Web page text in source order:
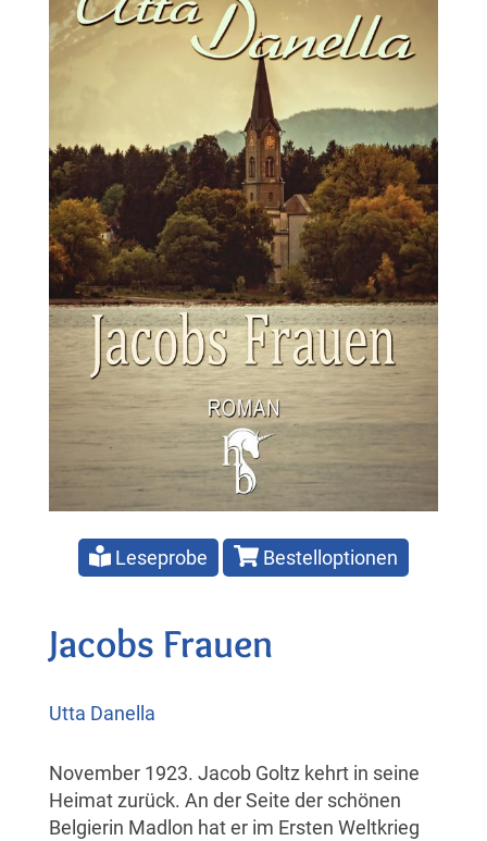
Leseprobe Bestelloptionen
Jacobs Frauen
Utta Danella
November 1923. Jacob Goltz kehrt in seine
Heimat zurück. An der Seite der schönen
Belgierin Madlon hat er im Ersten Weltkrieg